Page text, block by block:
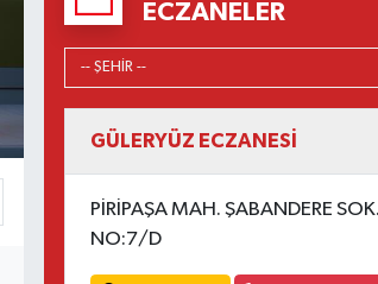
ECZANELER
GÜLERYÜZ ECZANESİ
PİRİPAŞA MAH. ŞABANDERE SOK.
NO:7/D